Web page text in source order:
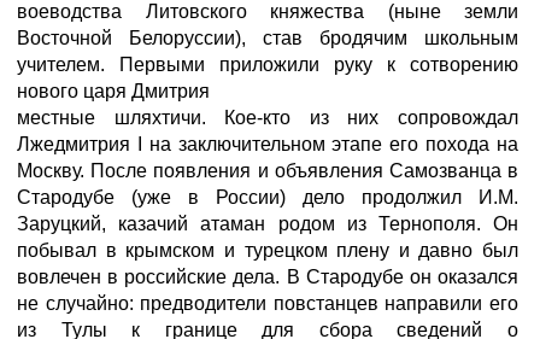
воеводства Литовского княжества (ныне земли
Восточной Белоруссии), став бродячим школьным
учителем. Первыми приложили руку к сотворению
нового царя Дмитрия
местные шляхтичи. Кое-кто из них сопровождал
Лжедмитрия I на заключительном этапе его похода на
Москву. После появления и объявления Самозванца в
Стародубе (уже в России) дело продолжил И.М.
Заруцкий, казачий атаман родом из Тернополя. Он
побывал в крымском и турецком плену и давно был
вовлечен в российские дела. В Стародубе он оказался
не случайно: предводители повстанцев направили его
из Тулы к границе для сбора сведений о